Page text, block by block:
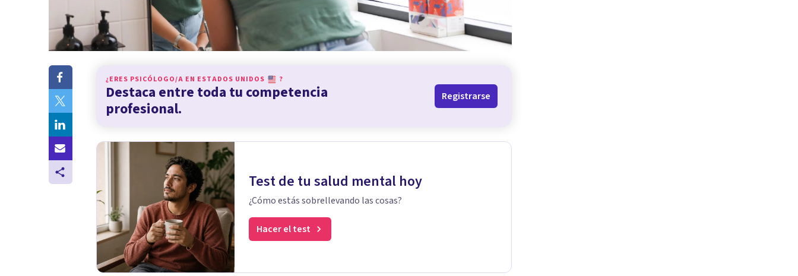
¿ERES PSICÓLOGO/A EN ESTADOS UNIDOS ?
Destaca entre toda tu competencia
profesional.
Registrarse
Test de tu salud mental hoy
¿Cómo estás sobrellevando las cosas?
Hacer el test